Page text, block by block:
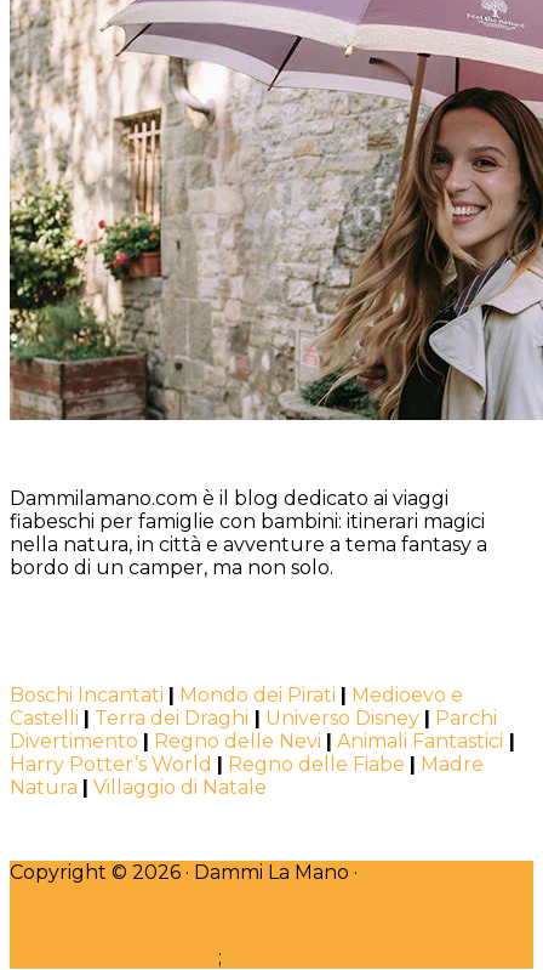
Dammilamano.com è il blog dedicato ai viaggi
fiabeschi per famiglie con bambini: itinerari magici
nella natura, in città e avventure a tema fantasy a
bordo di un camper, ma non solo.
Boschi Incantati | Mondo dei Pirati | Medioevo e
Castelli | Terra dei Draghi | Universo Disney | Parchi
Divertimento | Regno delle Nevi | Animali Fantastici |
Harry Potter’s World | Regno delle Fiabe | Madre
Natura | Villaggio di Natale
Copyright © 2026 · Dammi La Mano ·
;